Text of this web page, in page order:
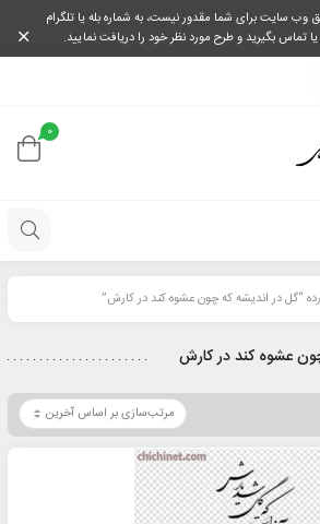
وب سایت برای شما مقدور نیست، به شماره بله یا تلگرام
0
“گل در اندیشه که چون عشوه کند در کارش”
عشوه کند در کارش